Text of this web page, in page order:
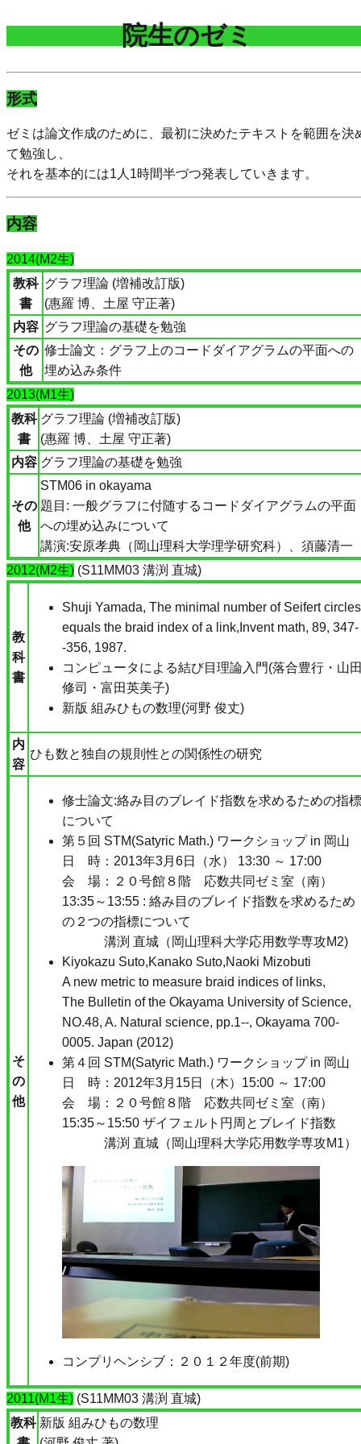
院生のゼミ
形式
ゼミは論文作成のために、最初に決めたテキストを範囲を決
て勉強し、
それを基本的には1人1時間半づつ発表していきます。
内容
2014(M2生)
教科
書
グラフ理論 (増補改訂版)
(惠羅 博、土屋 守正著)
内容 グラフ理論の基礎を勉強
その
他
修士論文：グラフ上のコードダイアグラムの平面への
埋め込み条件
2013(M1生)
教科
書
グラフ理論 (増補改訂版)
(惠羅 博、土屋 守正著)
内容 グラフ理論の基礎を勉強
その
他
STM06 in okayama
題目: 一般グラフに付随するコードダイアグラムの平面
への埋め込みについて
講演:安原孝典（岡山理科大学理学研究科）、須藤清一
2012(M2生) (S11MM03 溝渕 直城)
教
科
書
Shuji Yamada, The minimal number of Seifert circles
equals the braid index of a link,Invent math, 89, 347-
-356, 1987.
コンピュータによる結び目理論入門(落合豊行・山
修司・富田英美子)
新版 組みひもの数理(河野 俊丈)
内
容
ひも数と独自の規則性との関係性の研究
そ
の
他
修士論文:絡み目のブレイド指数を求めるための指標
について
第５回 STM(Satyric Math.) ワークショップ in 岡山
日 時：2013年3月6日（水） 13:30 ～ 17:00
会 場：２０号館８階 応数共同ゼミ室（南）
13:35～13:55 : 絡み目のブレイド指数を求めるため
の２つの指標について
溝渕 直城（岡山理科大学応用数学専攻M2)
Kiyokazu Suto,Kanako Suto,Naoki Mizobuti
A new metric to measure braid indices of links,
The Bulletin of the Okayama University of Science,
NO.48, A. Natural science, pp.1--, Okayama 700-
0005. Japan (2012)
第４回 STM(Satyric Math.) ワークショップ in 岡山
日 時：2012年3月15日（木）15:00 ～ 17:00
会 場：２０号館８階 応数共同ゼミ室（南）
15:35～15:50 ザイフェルト円周とブレイド指数
溝渕 直城（岡山理科大学応用数学専攻M1）
コンプリヘンシブ：２０１２年度(前期)
2011(M1生) (S11MM03 溝渕 直城)
教科 新版 組みひもの数理